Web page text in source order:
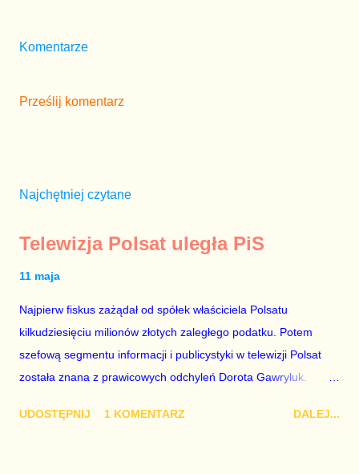
Komentarze
Prześlij komentarz
Najchętniej czytane
Telewizja Polsat uległa PiS
11 maja
Najpierw fiskus zażądał od spółek właściciela Polsatu
kilkudziesięciu milionów złotych zaległego podatku. Potem
szefową segmentu informacji i publicystyki w telewizji Polsat
została znana z prawicowych odchyleń Dorota Gawryluk.
marionetka partii rządzącej, żona agenta SB, który jest obecnie
UDOSTĘPNIJ 1 KOMENTARZ DALEJ...